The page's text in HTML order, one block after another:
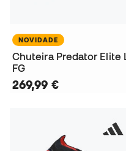
NOVIDADE
Chuteira Predator Elite L
FG
269,99 €